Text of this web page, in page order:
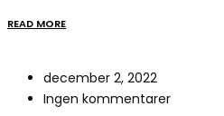
READ MORE
december 2, 2022
Ingen kommentarer